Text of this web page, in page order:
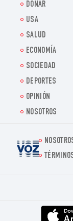
DONAR
USA
SALUD
ECONOMÍA
SOCIEDAD
DEPORTES
OPINIÓN
NOSOTROS
Voz.us